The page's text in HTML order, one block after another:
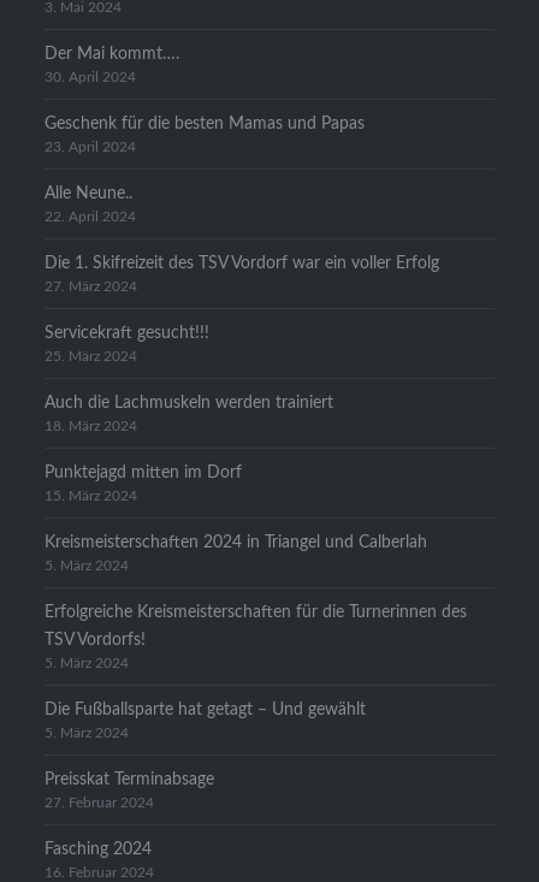
3. Mai 2024
Der Mai kommt….
30. April 2024
Geschenk für die besten Mamas und Papas
23. April 2024
Alle Neune..
22. April 2024
Die 1. Skifreizeit des TSV Vordorf war ein voller Erfolg
27. März 2024
Servicekraft gesucht!!!
25. März 2024
Auch die Lachmuskeln werden trainiert
18. März 2024
Punktejagd mitten im Dorf
15. März 2024
Kreismeisterschaften 2024 in Triangel und Calberlah
5. März 2024
Erfolgreiche Kreismeisterschaften für die Turnerinnen des
TSV Vordorfs!
5. März 2024
Die Fußballsparte hat getagt – Und gewählt
5. März 2024
Preisskat Terminabsage
27. Februar 2024
Fasching 2024
16. Februar 2024